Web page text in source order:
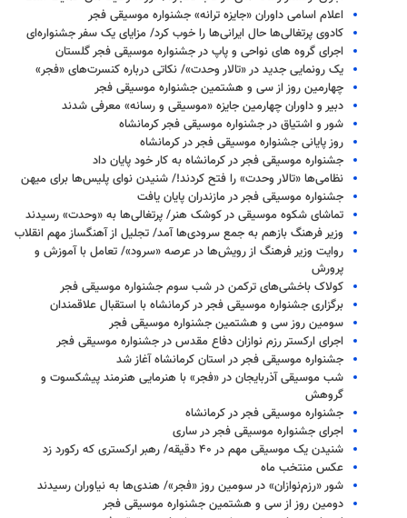
اعلام اسامی داوران «جایزه ترانه» جشنواره موسیقی فجر
کادوی پرتغالی‌ها حال ایرانی‌ها را خوب کرد/ مزایای یک سفر جشنواره‌ای
اجرای گروه های نواحی و پاپ در جشنواره موسیقی فجر گلستان
یک رونمایی جدید در «تالار وحدت»/ نکاتی درباره کنسرت‌های «فجر»
چهارمین روز از سی و هشتمین جشنواره موسیقی فجر
دبیر و داوران چهارمین جایزه «موسیقی و رسانه» معرفی شدند
شور و اشتیاق در جشنواره موسیقی فجر کرمانشاه
روز پایانی جشنواره موسیقی فجر در کرمانشاه
جشنواره موسیقی فجر در کرمانشاه به کار خود پایان داد
نظامی‌ها «تالار وحدت» را فتح کردند!/ شنیدن نوای پلیس‌ها برای میهن
جشنواره موسیقی فجر در مازندران پایان یافت
تماشای شکوه موسیقی در کوشک هنر/ پرتغالی‌ها به «وحدت» رسیدند
وزیر فرهنگ بازهم به جمع سرودی‌ها آمد/ تجلیل از آهنگساز مهم انقلاب
روایت وزیر فرهنگ از رویش‌ها در عرصه «سرود»/ تعامل با آموزش و
پرورش
کولاک باخشی‌های ترکمن در شب سوم جشنواره موسیقی فجر
برگزاری جشنواره موسیقی فجر در کرمانشاه با استقبال علاقمندان
سومین روز سی و هشتمین جشنواره موسیقی فجر
اجرای ارکستر رزم نوازان دفاع مقدس در جشنواره موسیقی فجر
جشنواره موسیقی فجر در استان کرمانشاه آغاز شد
شب موسیقی آذربایجان در «فجر» با هنرمایی هنرمند پیشکسوت و
گروهش
جشنواره موسیقی فجر در کرمانشاه
اجرای جشنواره موسیقی فجر در ساری
شنیدن یک موسیقی مهم در ۴۰ دقیقه/ رهبر ارکستری که رکورد زد
عکس منتخب ماه
شور «رزم‌نوازان» در سومین روز «فجر»/ هندی‌ها به نیاوران رسیدند
دومین روز از سی و هشتمین جشنواره موسیقی فجر